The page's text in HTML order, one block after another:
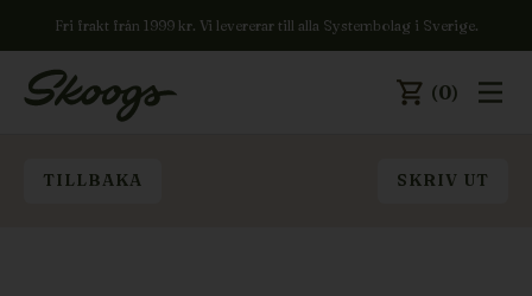
Fri frakt från 1999 kr. Vi levererar till alla Systembolag i Sverige.
(0)
TILLBAKA SKRIV UT